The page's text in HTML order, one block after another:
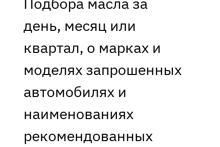
день, месяц или
квартал, о марках и
моделях запрошенных
автомобилях и
наименованиях
рекомендованных